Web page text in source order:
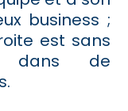
business ;
est sans
dans de